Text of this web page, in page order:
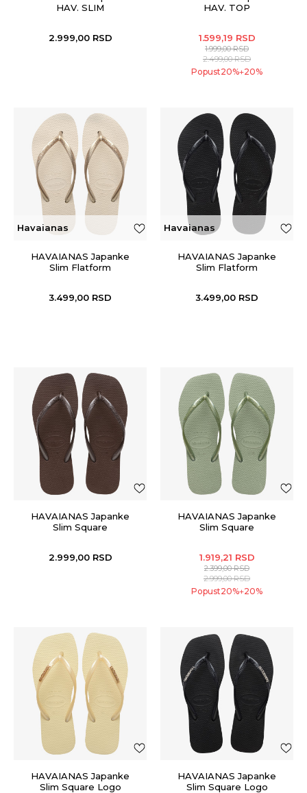
HAV. SLIM
2.999,00 RSD
HAV. TOP
1.599,19 RSD
1.999,00RSD
2.499,00RSD
Popust20%+20%
Havaianas
HAVAIANAS Japanke
Slim Flatform
3.499,00 RSD
Havaianas
HAVAIANAS Japanke
Slim Flatform
3.499,00 RSD
HAVAIANAS Japanke
Slim Square
2.999,00 RSD
HAVAIANAS Japanke
Slim Square
1.919,21 RSD
2.399,00RSD
2.999,00RSD
Popust20%+20%
HAVAIANAS Japanke
Slim Square Logo
HAVAIANAS Japanke
Slim Square Logo